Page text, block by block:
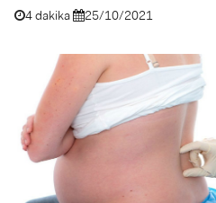
4 dakika 25/10/2021